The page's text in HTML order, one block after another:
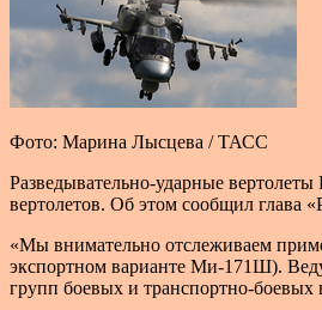
Фото: Марина Лысцева / ТАСС
Разведывательно-ударные
вертолетов. Об этом сообщил глава
«Мы внимательно отслеживаем
экспортном варианте Ми-171Ш).
групп боевых и транспортно-